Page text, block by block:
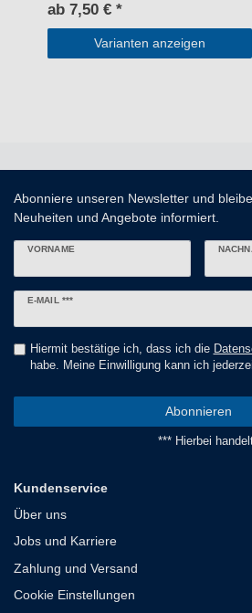
ab 7,50 € *
Varianten anzeigen
Abonniere unseren Newsletter und
Neuheiten und Angebote informiert.
VORNAME
E-MAIL ***
Newsletter
Hiermit bestätige ich, dass ich die
habe. Meine Einwilligung kann ich
Abonnieren
*** Hierbei
Kundenservice
Über uns
Jobs und Karriere
Zahlung und Versand
Cookie Einstellungen